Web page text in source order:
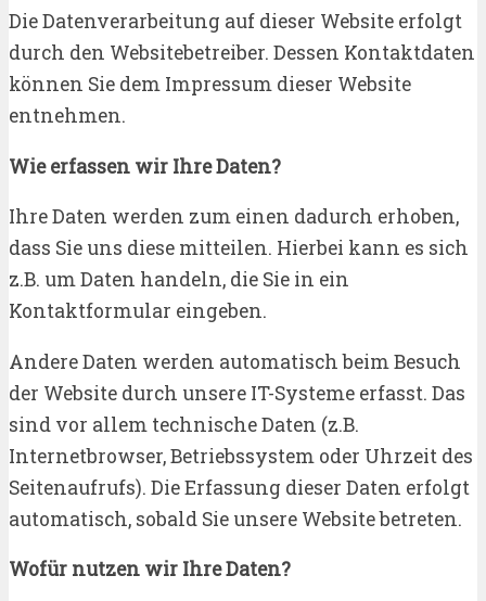
Die Datenverarbeitung auf dieser Website erfolgt
durch den Websitebetreiber. Dessen Kontaktdaten
können Sie dem Impressum dieser Website
entnehmen.
Wie erfassen wir Ihre Daten?
Ihre Daten werden zum einen dadurch erhoben,
dass Sie uns diese mitteilen. Hierbei kann es sich
z.B. um Daten handeln, die Sie in ein
Kontaktformular eingeben.
Andere Daten werden automatisch beim Besuch
der Website durch unsere IT-Systeme erfasst. Das
sind vor allem technische Daten (z.B.
Internetbrowser, Betriebssystem oder Uhrzeit des
Seitenaufrufs). Die Erfassung dieser Daten erfolgt
automatisch, sobald Sie unsere Website betreten.
Wofür nutzen wir Ihre Daten?